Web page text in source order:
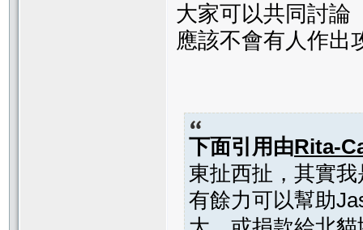
大家可以共同討論
應該不會有人作出
下面引用由Rita-
東扯西扯，其實
有餘力可以幫助